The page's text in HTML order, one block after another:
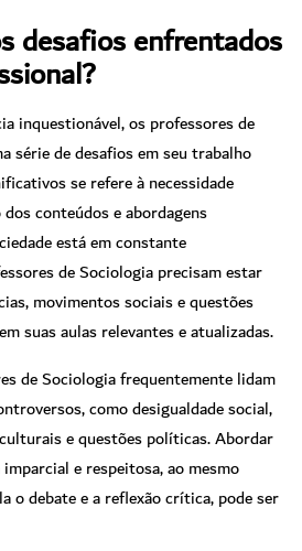
desafios enfrentados
inquestionável, os professores de
série de desafios em seu trabalho
se refere à necessidade
conteúdos e abordagens
está em constante
de Sociologia precisam estar
movimentos sociais e questões
suas aulas relevantes e atualizadas.
de Sociologia frequentemente lidam
como desigualdade social,
e questões políticas. Abordar
e respeitosa, ao mesmo
o debate e a reflexão crítica, pode ser